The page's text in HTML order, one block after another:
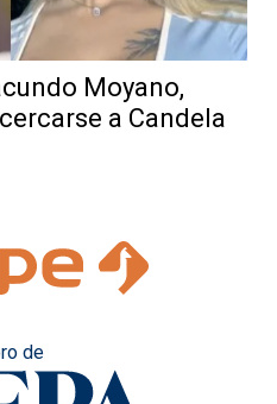
Moyano,
a Candela
de